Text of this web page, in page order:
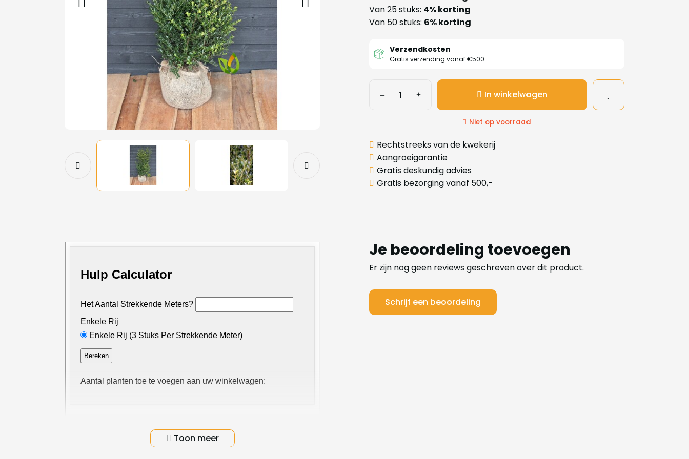
Van 25 stuks: 4% korting
Van 50 stuks: 6% korting
Verzendkosten
Gratis verzending vanaf €500
In winkelwagen
Niet op voorraad
Rechtstreeks van de kwekerij
Aangroeigarantie
Gratis deskundig advies
Gratis bezorging vanaf 500,-
Productinformatie
Toon meer
Je beoordeling toevoegen
Er zijn nog geen reviews geschreven over dit product.
Schrijf een beoordeling